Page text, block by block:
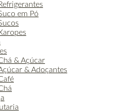
em Pó
& Açúcar
& Adoçantes